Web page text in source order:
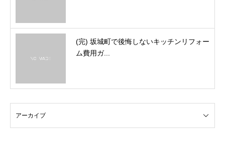
(完) 坂城町で後悔しないキッチンリフォー
ム費用ガ...